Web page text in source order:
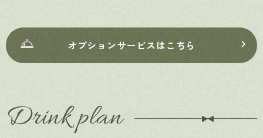
オプションサービスはこちら
Drink plan